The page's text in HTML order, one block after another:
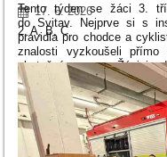
Tento týden se žáci 3.
do Svitav. Nejprve si s
pravidla pro chodce a
znalosti vyzkoušeli přímo
skutečný provoz. Žáci
kárách po vyznačených
a řídili se dopravními
velmi zajímavá a zábavná.
poznatky. Cílem bylo
a bezpečné chování na
právě období blížících
17. 6. 2026
2. A, B, C